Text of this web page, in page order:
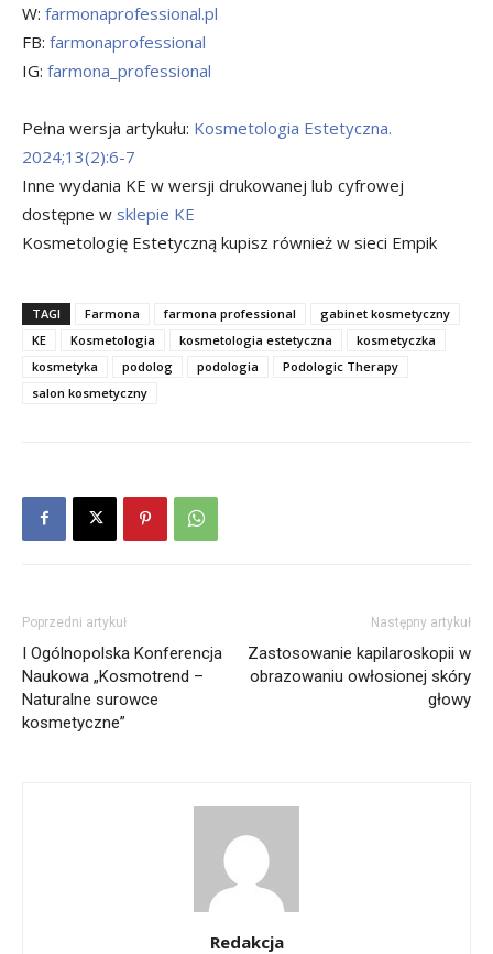
W: farmonaprofessional.pl
FB: farmonaprofessional
IG: farmona_professional
Pełna wersja artykułu: Kosmetologia Estetyczna.
2024;13(2):6-7
Inne wydania KE w wersji drukowanej lub cyfrowej
dostępne w sklepie KE
Kosmetologię Estetyczną kupisz również w sieci Empik
TAGI Farmona farmona professional
gabinet kosmetyczny
KE
Kosmetologia kosmetologia estetyczna
kosmetyczka
kosmetyka
podolog podologia
Podologic Therapy
salon kosmetyczny
Poprzedni artykuł
I Ogólnopolska Konferencja
Naukowa „Kosmotrend –
Naturalne surowce
kosmetyczne”
Następny artykuł
Zastosowanie kapilaroskopii w
obrazowaniu owłosionej skóry
głowy
Redakcja